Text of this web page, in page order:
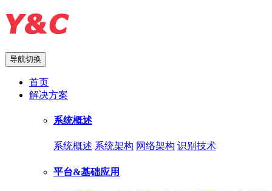
导航切换
首页
解决方案
系统概述
系统概述 系统架构 网络架构 识别技术
平台&基础应用